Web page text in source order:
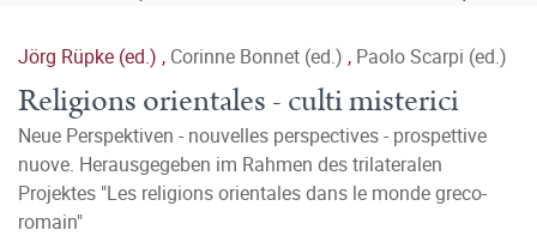
Jörg Rüpke (ed.) , Corinne Bonnet (ed.) , Paolo Scarpi (ed.)
Religions orientales - culti misterici
Neue Perspektiven - nouvelles perspectives - prospettive
nuove. Herausgegeben im Rahmen des trilateralen
Projektes "Les religions orientales dans le monde greco-
romain"